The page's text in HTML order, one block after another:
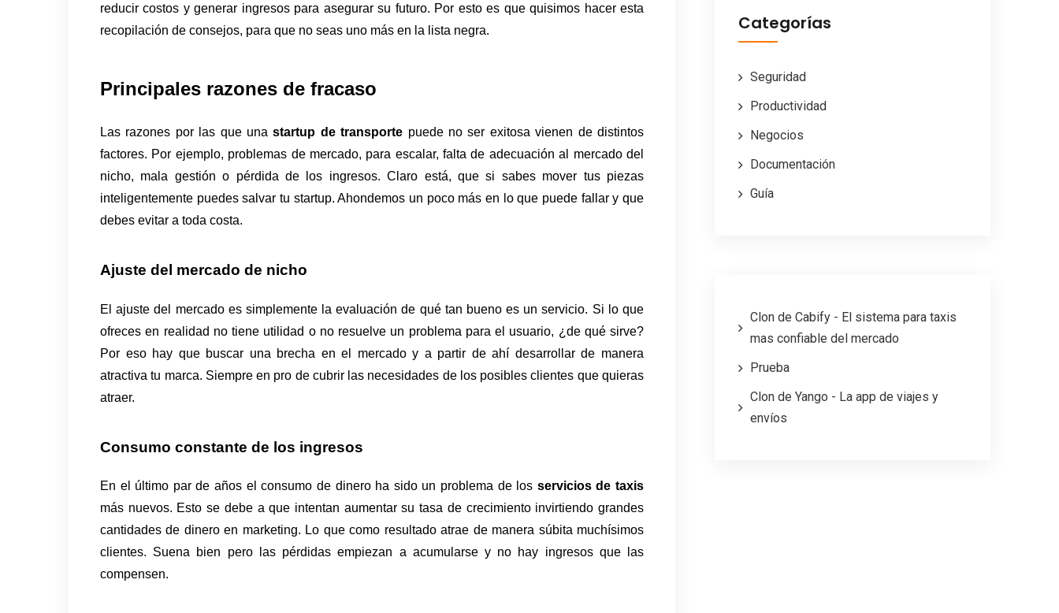
reducir costos y generar ingresos para asegurar su futuro. Por esto es que quisimos hacer esta
recopilación de consejos, para que no seas uno más en la lista negra.
Principales razones de fracaso
Las razones por las que una startup de transporte puede no ser exitosa vienen de distintos
factores. Por ejemplo, problemas de mercado, para escalar, falta de adecuación al mercado del
nicho, mala gestión o pérdida de los ingresos. Claro está, que si sabes mover tus piezas
inteligentemente puedes salvar tu startup. Ahondemos un poco más en lo que puede fallar y que
debes evitar a toda costa.
Ajuste del mercado de nicho
El ajuste del mercado es simplemente la evaluación de qué tan bueno es un servicio. Si lo que
ofreces en realidad no tiene utilidad o no resuelve un problema para el usuario, ¿de qué sirve?
Por eso hay que buscar una brecha en el mercado y a partir de ahí desarrollar de manera
atractiva tu marca. Siempre en pro de cubrir las necesidades de los posibles clientes que quieras
atraer.
Consumo constante de los ingresos
En el último par de años el consumo de dinero ha sido un problema de los
más nuevos. Esto se debe a que intentan aumentar su tasa de crecimiento invirtiendo grandes
cantidades de dinero en marketing. Lo que como resultado atrae de manera súbita muchísimos
clientes. Suena bien pero las pérdidas empiezan a acumularse y no hay ingresos que las
compensen.
Categorías
Seguridad
Productividad
Negocios
Documentación
Guía
Clon de Cabify - El sistema para taxis
mas confiable del mercado
Prueba
Clon de Yango - La app de viajes y
envíos